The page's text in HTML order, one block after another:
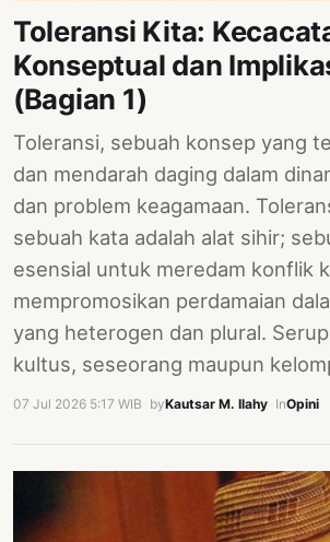
Toleransi Kita:
Konseptual dan
(Bagian 1)
Toleransi, sebuah konsep yang
dan mendarah daging dalam
dan problem keagamaan.
sebuah kata adalah alat sihir;
esensial untuk meredam konflik
mempromosikan perdamaian
yang heterogen dan plural.
kultus, seseorang maupun
07 Jul 2026 5:17 WIB byKautsar M. Ilahy InOpini